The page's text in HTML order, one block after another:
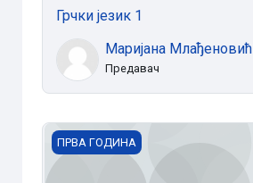
Грчки језик 1
Маријана Млађеновић
Предавач
Црквено појање са правилом 2
ПРВА ГОДИНА